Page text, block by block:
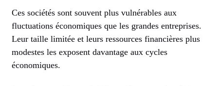
Ces sociétés sont souvent plus vulnérables aux
fluctuations économiques que les grandes entreprises.
Leur taille limitée et leurs ressources financières plus
modestes les exposent davantage aux cycles
économiques.